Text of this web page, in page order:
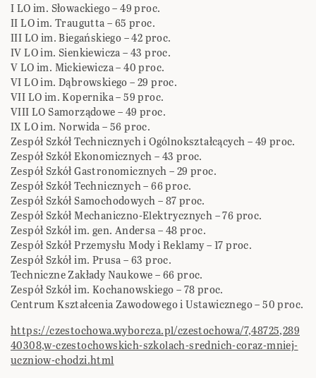
I LO im. Słowackiego – 49 proc.
II LO im. Traugutta – 65 proc.
III LO im. Biegańskiego – 42 proc.
IV LO im. Sienkiewicza – 43 proc.
V LO im. Mickiewicza – 40 proc.
VI LO im. Dąbrowskiego – 29 proc.
VII LO im. Kopernika – 59 proc.
VIII LO Samorządowe – 49 proc.
IX LO im. Norwida – 56 proc.
Zespół Szkół Technicznych i Ogólnokształcących – 49 proc.
Zespół Szkół Ekonomicznych – 43 proc.
Zespół Szkół Gastronomicznych – 29 proc.
Zespół Szkół Technicznych – 66 proc.
Zespół Szkół Samochodowych – 87 proc.
Zespół Szkół Mechaniczno-Elektrycznych – 76 proc.
Zespół Szkół im. gen. Andersa – 48 proc.
Zespół Szkół Przemysłu Mody i Reklamy – 17 proc.
Zespół Szkół im. Prusa – 63 proc.
Techniczne Zakłady Naukowe – 66 proc.
Zespół Szkół im. Kochanowskiego – 78 proc.
Centrum Kształcenia Zawodowego i Ustawicznego – 50 proc.
https://czestochowa.wyborcza.pl/czestochowa/7,48725,289
40308,w-czestochowskich-szkolach-srednich-coraz-mniej-
uczniow-chodzi.html